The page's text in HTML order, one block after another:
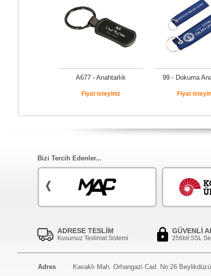
A677 - Anahtarlık
Fiyat isteyiniz
99 - Dokuma
Fiyat
Bizi Tercih Edenler...
ADRESE TESLİM
Kusursuz Teslimat Sistemi
GÜVENLİ
256bit SSL
Adres
Kavaklı Mah. Orhangazi Cad. No:26